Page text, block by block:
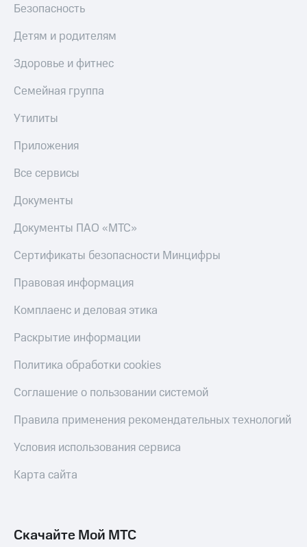
Безопасность
Детям и родителям
Здоровье и фитнес
Семейная группа
Утилиты
Приложения
Все сервисы
Документы
Документы ПАО «МТС»
Сертификаты безопасности Минцифры
Правовая информация
Комплаенс и деловая этика
Раскрытие информации
Политика обработки cookies
Соглашение о пользовании системой
Правила применения рекомендательных технологий
Условия использования сервиса
Карта сайта
Скачайте Мой МТС